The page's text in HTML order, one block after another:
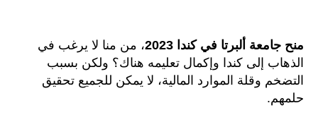
منح جامعة ألبرتا في كندا 2023
، من منا لا يرغب في
الذهاب إلى كندا وإكمال تعليمه هناك؟ ولكن بسبب
التضخم وقلة الموارد المالية، لا يمكن للجميع تحقيق
حلمهم.